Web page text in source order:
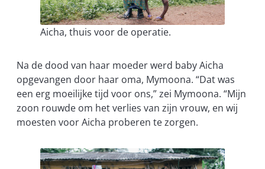
Aicha, thuis voor de operatie.
Na de dood van haar moeder werd baby Aicha
opgevangen door haar oma, Mymoona. “Dat was
een erg moeilijke tijd voor ons,” zei Mymoona. “Mijn
zoon rouwde om het verlies van zijn vrouw, en wij
moesten voor Aicha proberen te zorgen.